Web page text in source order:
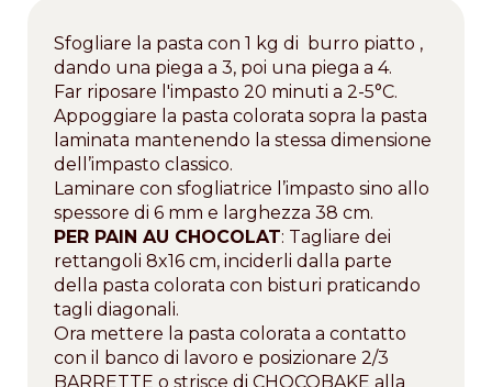
Sfogliare la pasta con 1 kg di burro piatto ,
dando una piega a 3, poi una piega a 4.
Far riposare l'impasto 20 minuti a 2-5°C.
Appoggiare la pasta colorata sopra la pasta
laminata mantenendo la stessa dimensione
dell’impasto classico.
Laminare con sfogliatrice l’impasto sino allo
spessore di 6 mm e larghezza 38 cm.
PER PAIN AU CHOCOLAT: Tagliare dei
rettangoli 8x16 cm, inciderli dalla parte
della pasta colorata con bisturi praticando
tagli diagonali.
Ora mettere la pasta colorata a contatto
con il banco di lavoro e posizionare 2/3
BARRETTE o strisce di CHOCOBAKE alla